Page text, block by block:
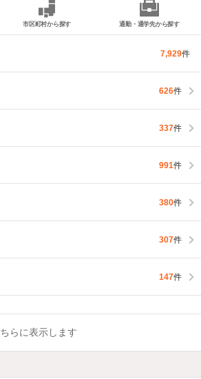
市区町村から探す 通勤・通学先から探す
7,929件
626件
337件
991件
380件
307件
147件
らに表示します